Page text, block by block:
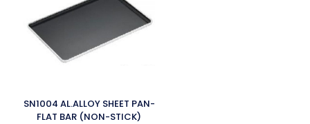
SN1004 AL.ALLOY SHEET PAN-
FLAT BAR (NON-STICK)